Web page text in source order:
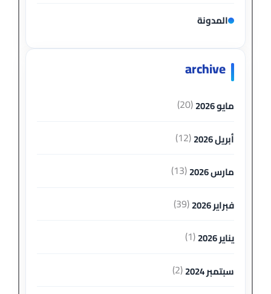
المدونة
archive
مايو 2026 (20)
أبريل 2026 (12)
مارس 2026 (13)
فبراير 2026 (39)
يناير 2026 (1)
سبتمبر 2024
(2)